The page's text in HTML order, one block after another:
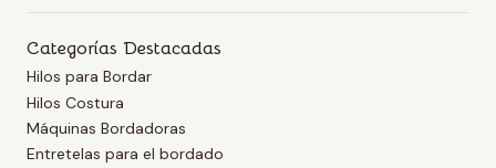
Categorías Destacadas
Hilos para Bordar
Hilos Costura
Máquinas Bordadoras
Entretelas para el bordado